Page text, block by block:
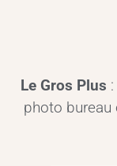
Le Gros Plus
photo